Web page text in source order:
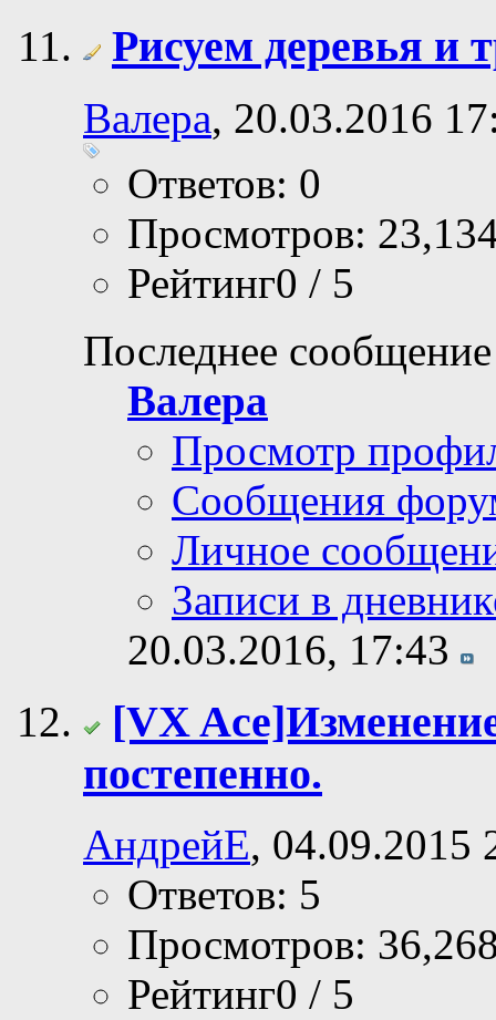
Рисуем деревья и
Валера, 20.03.2016
Ответов: 0
Просмотров:
Рейтинг0 / 5
Последнее
Валера
Просмотр
Сообщения
Личное
Записи в
20.03.2016, 17:43
[VX
постепенно.
АндрейЕ, 04.09.2015
Ответов: 5
Просмотров:
Рейтинг0 / 5